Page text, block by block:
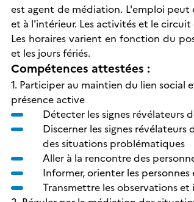
est agent de médiation. L'emploi
et à l'intérieur. Les activités et le
Les horaires varient en fonction du
et les jours fériés.
Compétences attestées :
1. Participer au maintien du lien
présence active
Détecter les signes révélateurs
Discerner les signes
des situations problématiques
Aller à la rencontre des
Informer, orienter les
Transmettre les observations